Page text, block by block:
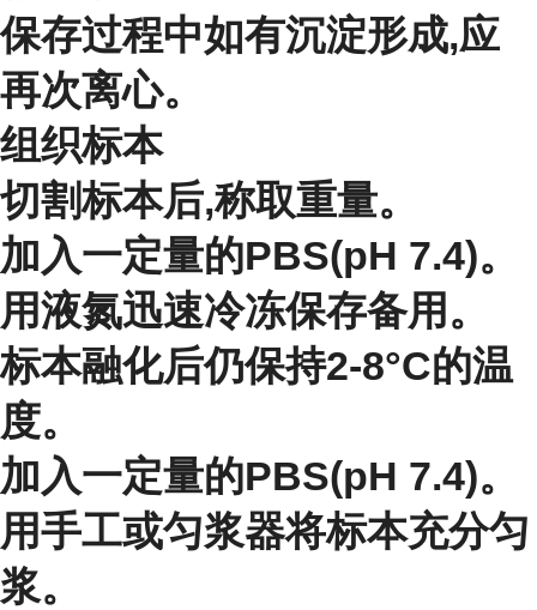
保存过程中如有沉淀形成,应
再次离心。
组织标本
切割标本后,称取重量。
加入一定量的PBS(pH 7.4)。
用液氮迅速冷冻保存备用。
标本融化后仍保持2-8°C的温
度。
加入一定量的PBS(pH 7.4)。
用手工或匀浆器将标本充分匀
浆。